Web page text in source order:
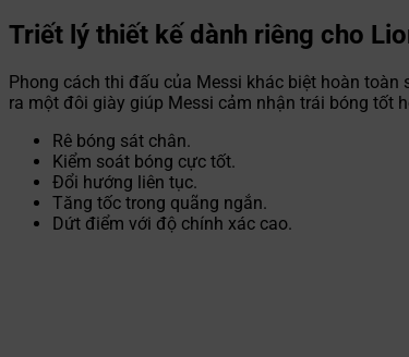
Triết lý thiết kế dành riêng cho
Phong cách thi đấu của Messi khác biệt hoàn toàn
ra một đôi giày giúp Messi cảm nhận trái bóng tốt
Rê bóng sát chân.
Kiểm soát bóng cực tốt.
Đổi hướng liên tục.
Tăng tốc trong quãng ngắn.
Dứt điểm với độ chính xác cao.